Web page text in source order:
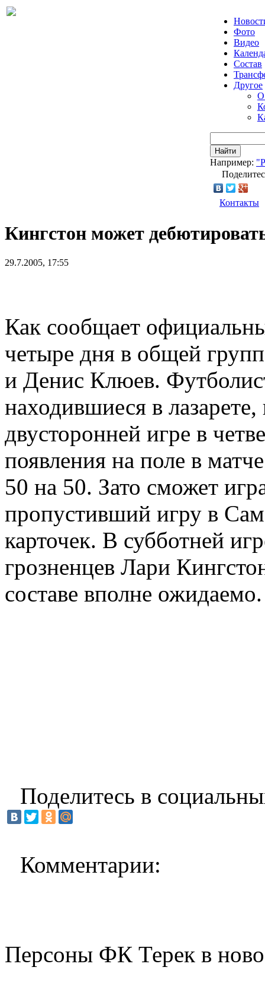
Фото
Видео
Состав
Другое
О
Найти
Например:
Контакты
Кингстон может
29.7.2005, 17:55
Как сообщает
четыре дня в общей
и Денис Клюев.
находившиеся в
двусторонней игре в
появления на поле в
50 на 50. Зато сможет
пропустивший игру в
карточек. В субботней
грозненцев Лари
составе вполне ожидаемо.
Поделитесь в
Комментарии:
Персоны ФК Терек в